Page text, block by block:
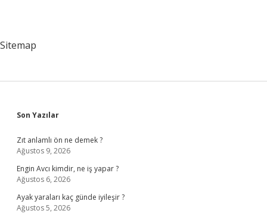
Sitemap
Sidebar
Son Yazılar
Zıt anlamlı ön ne demek ?
Ağustos 9, 2026
Engin Avcı kimdir, ne iş yapar ?
Ağustos 6, 2026
Ayak yaraları kaç günde iyileşir ?
Ağustos 5, 2026